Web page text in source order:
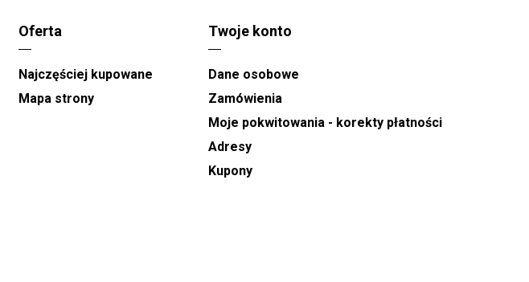
Oferta
Najczęściej kupowane
Mapa strony
Twoje konto
Dane osobowe
Zamówienia
Moje pokwitowania - korekty płatności
Adresy
Kupony